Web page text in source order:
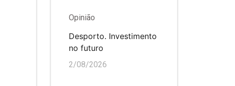
Opinião
Desporto. Investimento
no futuro
2/08/2026